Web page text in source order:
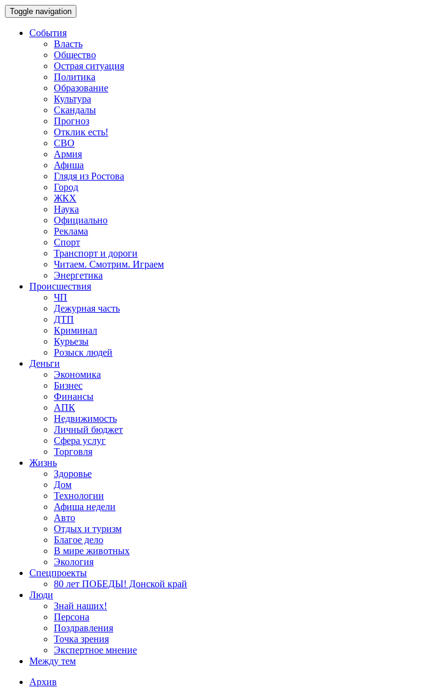
Toggle navigation
События
Власть
Общество
Острая ситуация
Политика
Образование
Культура
Скандалы
Прогноз
Отклик есть!
СВО
Армия
Афиша
Глядя из Ростова
Город
ЖКХ
Наука
Официально
Реклама
Спорт
Транспорт и дороги
Читаем. Смотрим. Играем
Энергетика
Происшествия
ЧП
Дежурная часть
ДТП
Криминал
Курьезы
Розыск людей
Деньги
Экономика
Бизнес
Финансы
АПК
Недвижимость
Личный бюджет
Сфера услуг
Торговля
Жизнь
Здоровье
Дом
Технологии
Афиша недели
Авто
Отдых и туризм
Благое дело
В мире животных
Экология
Спецпроекты
80 лет ПОБЕДЫ! Донской край
Люди
Знай наших!
Персона
Поздравления
Точка зрения
Экспертное мнение
Между тем
Архив